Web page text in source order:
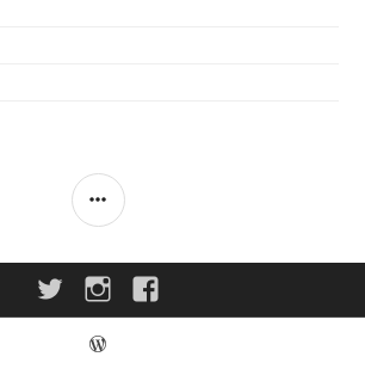
BARRA
TwitterInstagram